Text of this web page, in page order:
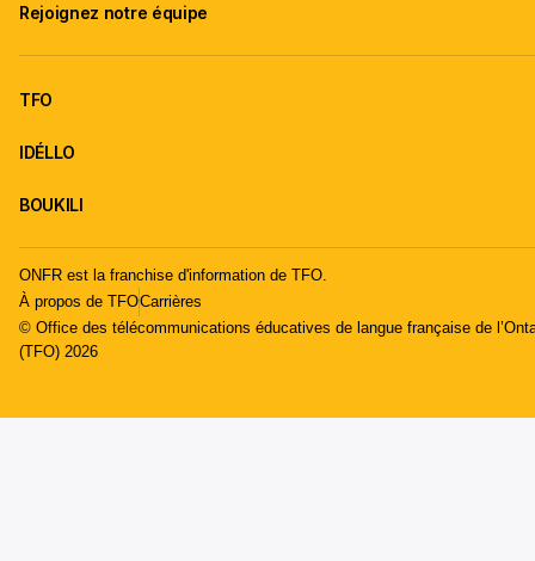
Rejoignez notre équipe
TFO
IDÉLLO
BOUKILI
ONFR est la franchise d'information de TFO.
À propos de TFOCarrières
© Office des télécommunications éducatives de langue française de
(TFO) 2026